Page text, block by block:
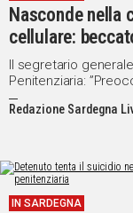
Nasconde nella
cellulare:
Il segretario
Penitenziaria:
introdurre droga e
Redazione Sardegna
IN SARDEGNA